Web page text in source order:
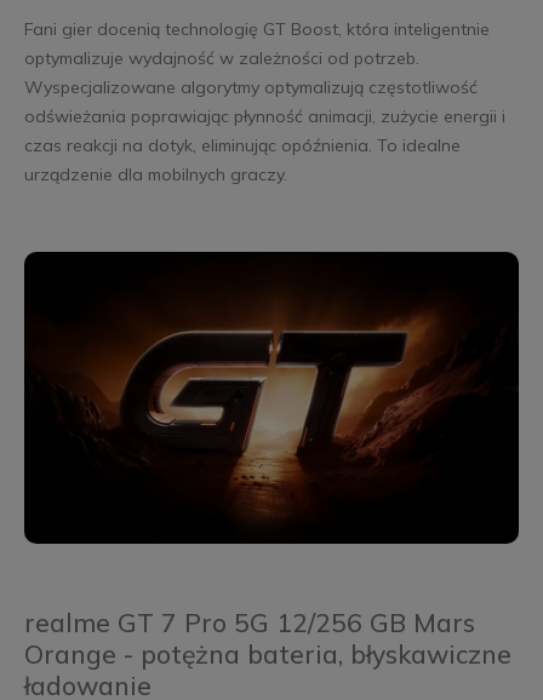
Fani gier docenią technologię GT Boost, która inteligentnie
optymalizuje wydajność w zależności od potrzeb.
Wyspecjalizowane algorytmy optymalizują częstotliwość
odświeżania poprawiając płynność animacji, zużycie energii i
czas reakcji na dotyk, eliminując opóźnienia. To idealne
urządzenie dla mobilnych graczy.
realme GT 7 Pro 5G 12/256 GB Mars
Orange - potężna bateria, błyskawiczne
ładowanie